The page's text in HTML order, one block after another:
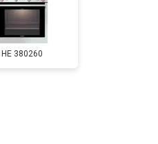
HE 380260